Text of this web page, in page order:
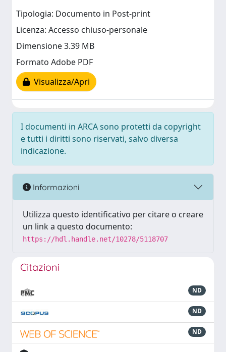
Tipologia: Documento in Post-print
Licenza: Accesso chiuso-personale
Dimensione 3.39 MB
Formato Adobe PDF
Visualizza/Apri
I documenti in ARCA sono protetti da copyright
e tutti i diritti sono riservati, salvo diversa
indicazione.
Informazioni
Utilizza questo identificativo per citare o creare
un link a questo documento:
https://hdl.handle.net/10278/5118707
Citazioni
ND
ND
ND